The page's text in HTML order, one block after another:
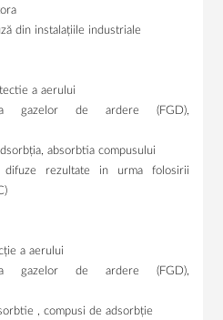
din instalațiile industriale
a aerului
gazelor de ardere (FGD),
absorbtia compusului
difuze rezultate in urma folosirii
a aerului
gazelor de ardere (FGD),
, compusi de adsorbție